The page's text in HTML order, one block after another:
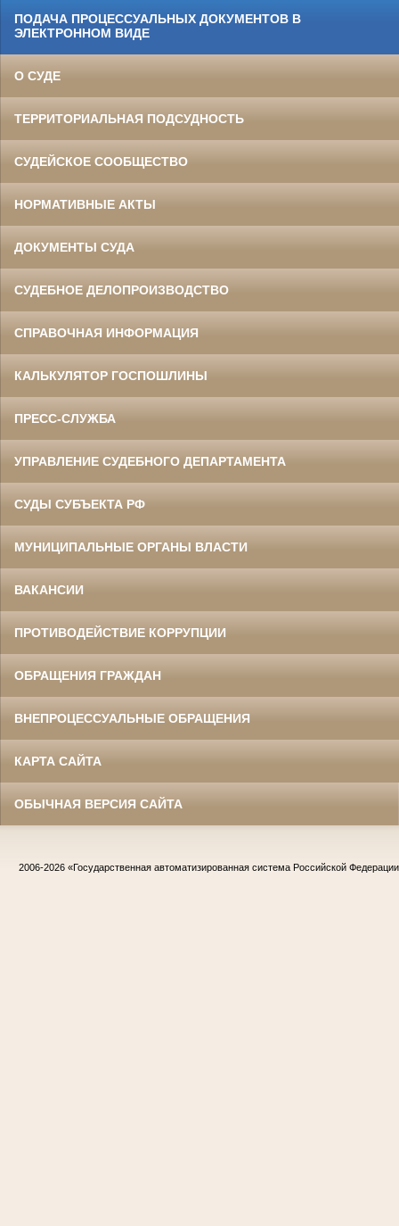
ПОДАЧА ПРОЦЕССУАЛЬНЫХ ДОКУМЕНТОВ В
ЭЛЕКТРОННОМ ВИДЕ
О СУДЕ
ТЕРРИТОРИАЛЬНАЯ ПОДСУДНОСТЬ
СУДЕЙСКОЕ СООБЩЕСТВО
НОРМАТИВНЫЕ АКТЫ
ДОКУМЕНТЫ СУДА
СУДЕБНОЕ ДЕЛОПРОИЗВОДСТВО
СПРАВОЧНАЯ ИНФОРМАЦИЯ
КАЛЬКУЛЯТОР ГОСПОШЛИНЫ
ПРЕСС-СЛУЖБА
УПРАВЛЕНИЕ СУДЕБНОГО ДЕПАРТАМЕНТА
СУДЫ СУБЪЕКТА РФ
МУНИЦИПАЛЬНЫЕ ОРГАНЫ ВЛАСТИ
ВАКАНСИИ
ПРОТИВОДЕЙСТВИЕ КОРРУПЦИИ
ОБРАЩЕНИЯ ГРАЖДАН
ВНЕПРОЦЕССУАЛЬНЫЕ ОБРАЩЕНИЯ
КАРТА САЙТА
ОБЫЧНАЯ ВЕРСИЯ САЙТА
2006-2026 «Государственная автоматизированная система Российской